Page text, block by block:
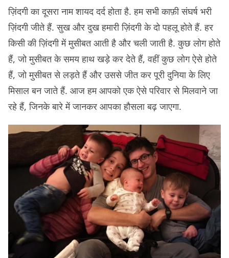
ज़िंदगी का दूसरा नाम शायद दर्द होता है. हम सभी काफ़ी संघर्ष भरी
ज़िंदगी जीते हैं. सुख और दुख हमारी ज़िंदगी के दो पहलू होते हैं. हर
किसी की ज़िंदगी में मुसीबत आती है और चली जाती है. कुछ लोग होते
हैं, जो मुसीबत के समय हाथ खड़े कर देते हैं, वहीं कुछ लोग ऐसे होते
हैं, जो मुसीबत से लड़ते हैं और उससे जीत कर पूरी दुनिया के लिए
मिसाल बन जाते हैं. आज हम आपको एक ऐसे परिवार से मिलवाने जा
रहे हैं, जिनके बारे में जानकर आपका हौसला बढ़ जाएगा.